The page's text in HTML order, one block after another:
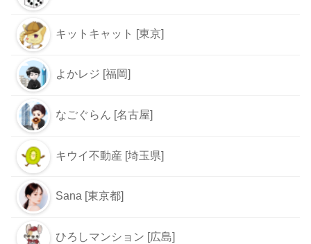
キットキャット [東京]
よかレジ [福岡]
なごぐらん [名古屋]
キウイ不動産 [埼玉県]
Sana [東京都]
ひろしマンション [広島]